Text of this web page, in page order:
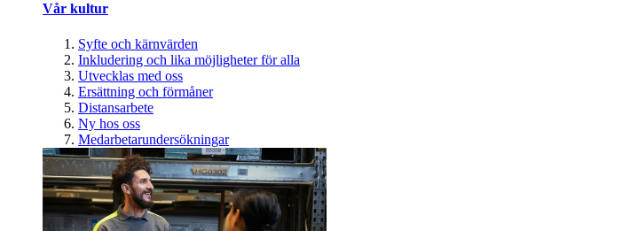
Vår kultur
Syfte och kärnvärden
Inkludering och lika möjligheter för alla
Utvecklas med oss
Ersättning och förmåner
Distansarbete
Ny hos oss
Medarbetarundersökningar